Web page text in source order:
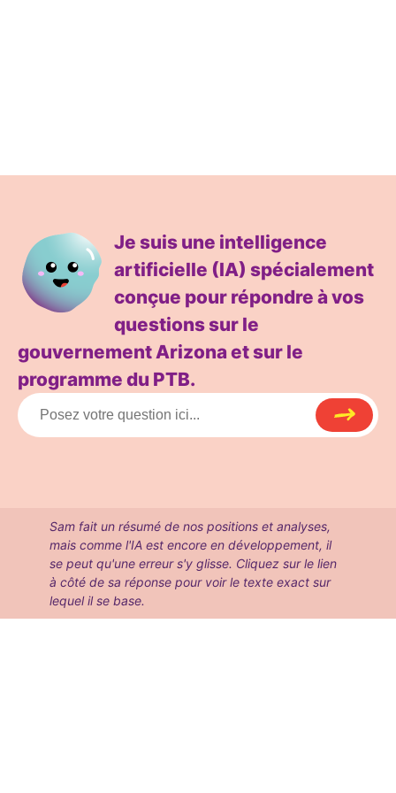
Je suis une intelligence
artificielle (IA) spécialement
conçue pour répondre à vos
questions sur le
gouvernement Arizona et sur le
programme du PTB.
Sam fait un résumé de nos positions et analyses,
mais comme l'IA est encore en développement, il
se peut qu'une erreur s'y glisse. Cliquez sur le lien
à côté de sa réponse pour voir le texte exact sur
lequel il se base.